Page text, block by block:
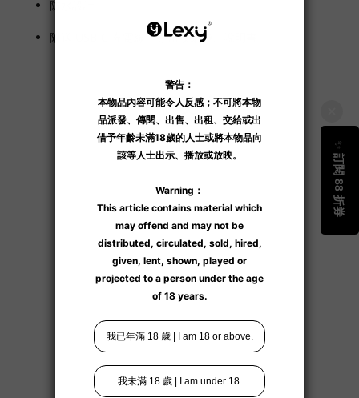
防水設計。
附送 USB-C 充電線、專用收納袋、說明書。
了解更多